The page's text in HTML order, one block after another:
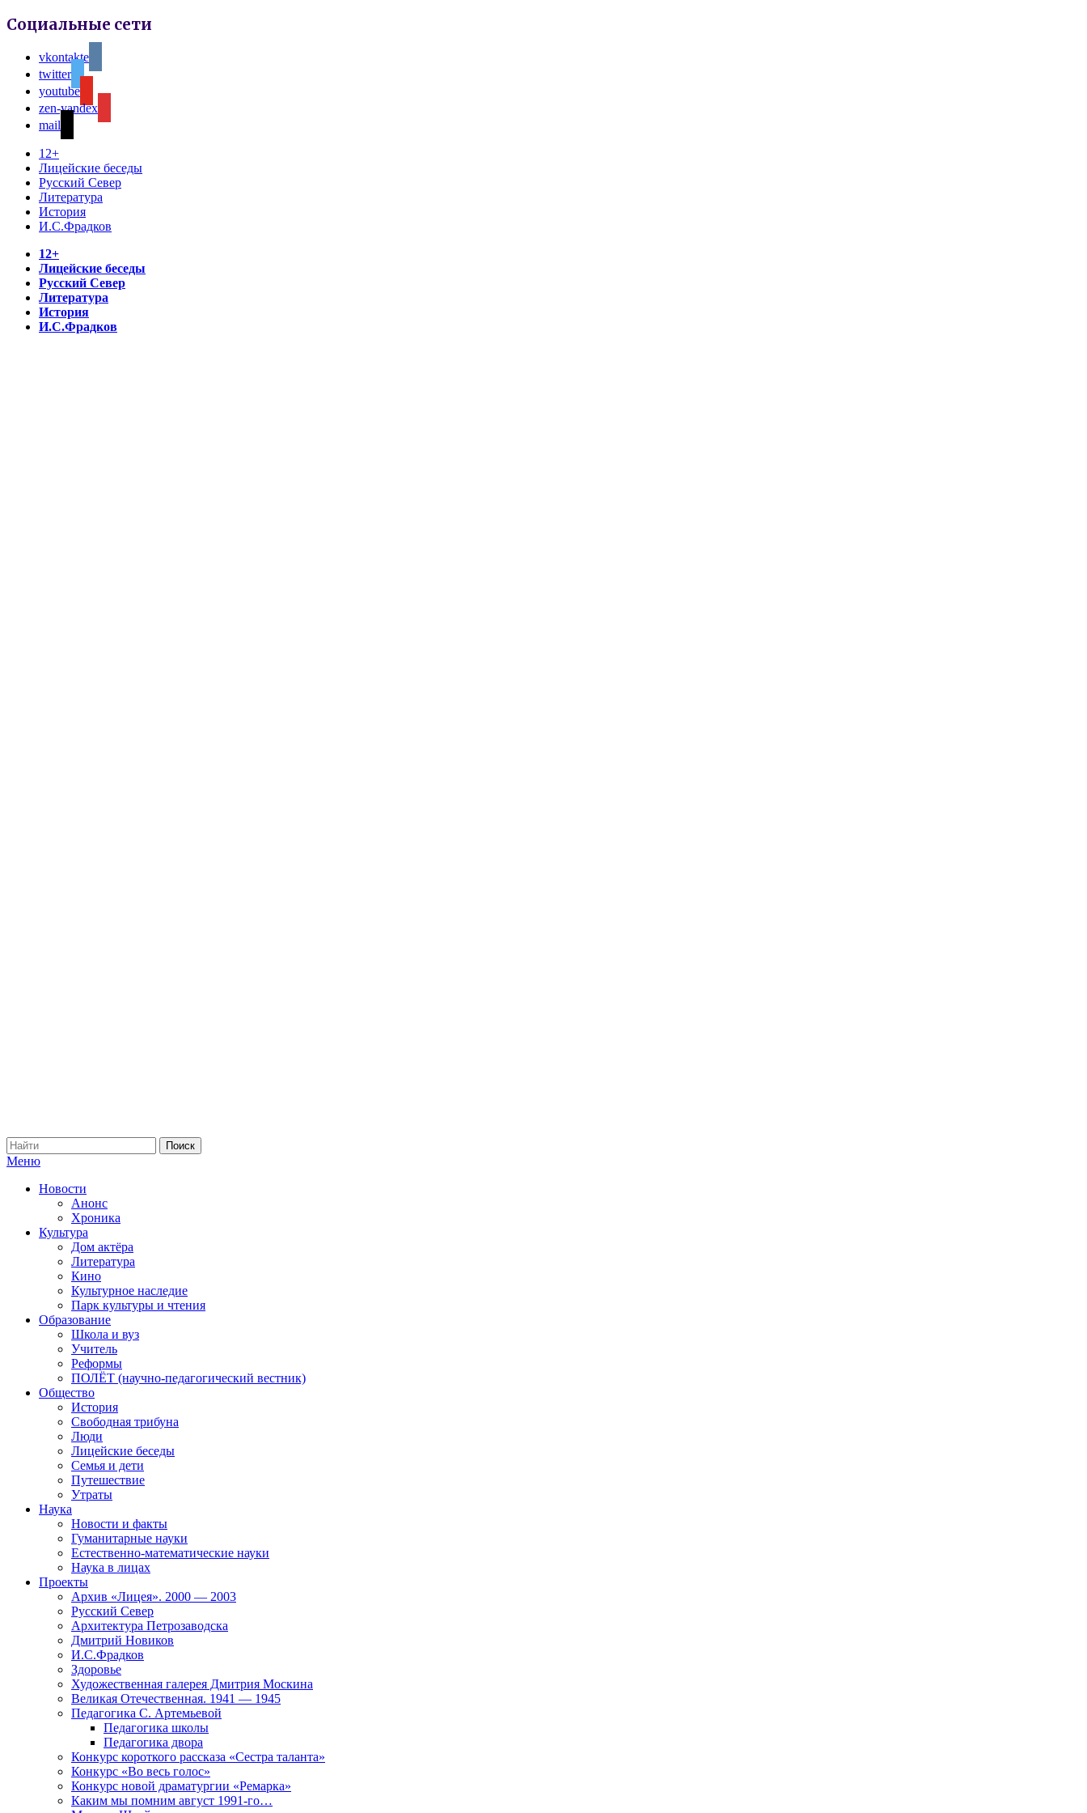
Социальные сети
vkontakte
twitter
youtube
zen-yandex
mail
12+
Лицейские беседы
Русский Север
Литература
История
И.С.Фрадков
12+
Лицейские беседы
Русский Север
Литература
История
И.С.Фрадков
Меню
Новости
Анонс
Хроника
Культура
Дом актёра
Литература
Кино
Культурное наследие
Парк культуры и чтения
Образование
Школа и вуз
Учитель
Реформы
ПОЛЁТ (научно-педагогический вестник)
Общество
История
Свободная трибуна
Люди
Лицейские беседы
Семья и дети
Путешествие
Утраты
Наука
Новости и факты
Гуманитарные науки
Естественно-математические науки
Наука в лицах
Проекты
Архив «Лицея». 2000 — 2003
Русский Север
Архитектура Петрозаводска
Дмитрий Новиков
И.С.Фрадков
Здоровье
Художественная галерея Дмитрия Москина
Великая Отечественная. 1941 — 1945
Педагогика С. Артемьевой
Педагогика школы
Педагогика двора
Конкурс короткого рассказа «Сестра таланта»
Конкурс «Во весь голос»
Конкурс новой драматургии «Ремарка»
Каким мы помним август 1991-го…